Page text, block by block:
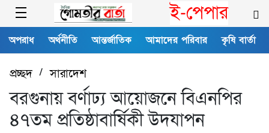
ই-পেপার
অপরাধ অর্থনীতি আন্তর্জাতিক আমাদের পরিবার কৃষি বার্তা
প্রচ্ছদ/সারাদেশ
বরগুনায় বর্ণাঢ্য আয়োজনে বিএনপির
৪৭তম প্রতিষ্ঠাবার্ষিকী উদযাপন